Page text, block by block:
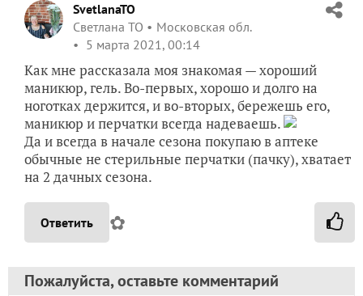
SvetlanaTO
Светлана ТО
Московская обл.
5 марта 2021, 00:14
Как мне рассказала моя знакомая — хороший
маникюр, гель. Во-первых, хорошо и долго на
ноготках держится, и во-вторых, бережешь его,
маникюр и перчатки всегда надеваешь.
Да и всегда в начале сезона покупаю в аптеке
обычные не стерильные перчатки (пачку), хватает
на 2 дачных сезона.
Ответить ✿
Пожалуйста, оставьте комментарий